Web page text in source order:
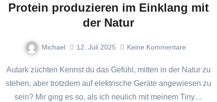
Protein produzieren im Einklang mit
der Natur
Michael 12. Juli 2025 Keine Kommentare
Autark züchten Kennst du das Gefühl, mitten in der Natur zu
stehen, aber trotzdem auf elektrische Geräte angewiesen zu
sein? Mir ging es so, als ich neulich mit meinem Tiny…